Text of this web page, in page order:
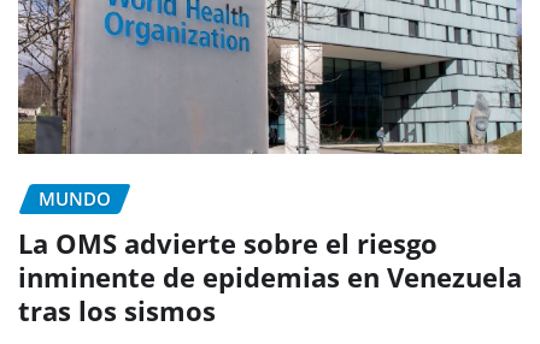
MUNDO
La OMS advierte sobre el riesgo
inminente de epidemias en Venezuela
tras los sismos